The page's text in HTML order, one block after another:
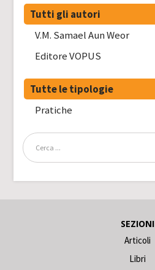
Tutti gli autori
V.M. Samael Aun Weor
Editore VOPUS
Tutte le tipologie
Pratiche
SEZIONI
Articoli
Libri